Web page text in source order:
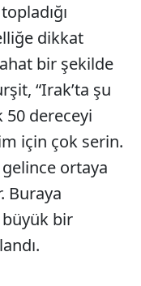
dikkat
bir şekilde
“Irak’ta şu
50 dereceyi
için çok serin.
ortaya
Buraya
büyük bir